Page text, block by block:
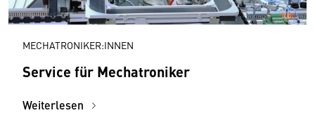
MECHATRONIKER:INNEN
Service für Mechatroniker
Weiterlesen